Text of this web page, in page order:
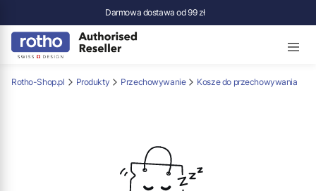
Darmowa dostawa od 99 zł
Rotho-Shop.pl Produkty Przechowywanie Kosze do przechowywania